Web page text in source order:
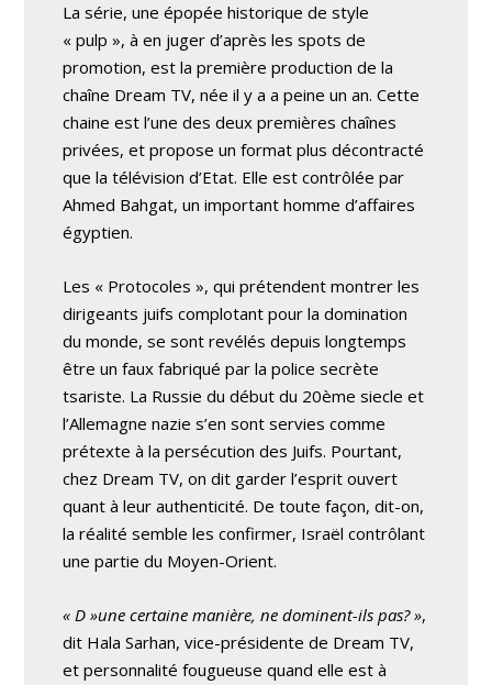
La série, une épopée historique de style
« pulp », à en juger d’après les spots de
promotion, est la première production de la
chaîne Dream TV, née il y a a peine un an. Cette
chaine est l’une des deux premières chaînes
privées, et propose un format plus décontracté
que la télévision d’Etat. Elle est contrôlée par
Ahmed Bahgat, un important homme d’affaires
égyptien.
Les « Protocoles », qui prétendent montrer les
dirigeants juifs complotant pour la domination
du monde, se sont revélés depuis longtemps
être un faux fabriqué par la police secrète
tsariste. La Russie du début du 20ème siecle et
l’Allemagne nazie s’en sont servies comme
prétexte à la persécution des Juifs. Pourtant,
chez Dream TV, on dit garder l’esprit ouvert
quant à leur authenticité. De toute façon, dit-on,
la réalité semble les confirmer, Israël contrôlant
une partie du Moyen-Orient.
« D »une certaine manière, ne dominent-ils pas? »,
dit Hala Sarhan, vice-présidente de Dream TV,
et personnalité fougueuse quand elle est à